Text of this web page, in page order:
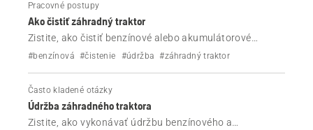
Pracovné postupy
Ako čistiť záhradný traktor
Zistite, ako čistiť benzínové alebo akumulátorové
záhradné traktory Husqvarna.
#benzínová #čistenie #údržba #záhradný traktor
Často kladené otázky
Údržba záhradného traktora
Zistite, ako vykonávať údržbu benzínového a